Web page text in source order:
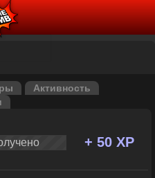
Активность
+ 50 XP